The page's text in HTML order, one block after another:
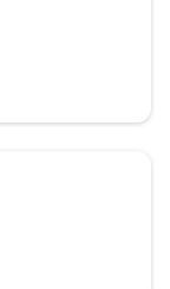
erschien,
Text
auch von einer
und
durch die
der Steinzeit